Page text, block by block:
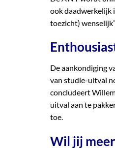
ook daadwerkelijk
toezicht)
De aankondiging
van studie-uitval
concludeert
uitval aan te
toe.
Wil jij